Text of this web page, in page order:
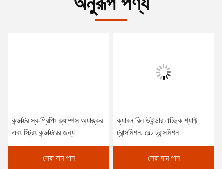
কন্ডাক্টর স্ব-গ্রিপিং ক্ল্যাম্পস অ্যাঙ্কর
এবং স্ট্রিং কন্ডাক্টরের জন্য
সেরা দাম পান
ক্যাবল রিল উইন্ডার ঐচ্ছিক শ্যাফ্ট
ট্রান্সমিশন, বেল্ট ট্রান্সমিশন
সেরা দাম পান